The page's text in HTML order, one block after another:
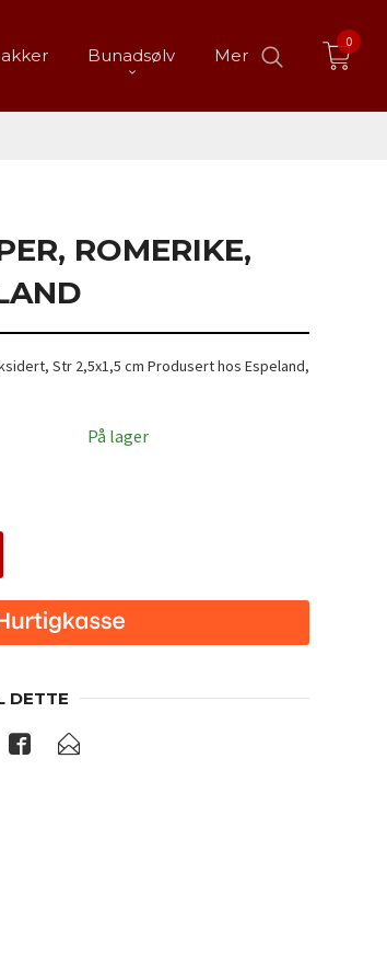
Bunadsølv Mer
0
ROMERIKE,
Str 2,5x1,5 cm Produsert hos Espeland,
På lager
DETTE